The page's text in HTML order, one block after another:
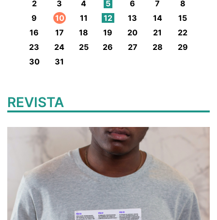
2
3 4 5 6 7
8
9
10 11 12 13 14
15
16
17 18 19 20 21
22
23
24 25 26 27 28
29
30
31
REVISTA